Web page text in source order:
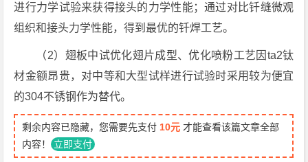
进行力学试验来获得接头的力学性能；通过对比钎缝微观
组织和接头力学性能，得到最优的钎焊工艺。
（2）翅板中试优化翅片成型、优化喷粉工艺因ta2钛
材金额昂贵，对中等和大型试样进行试验时采用较为便宜
的304不锈钢作为替代。
剩余内容已隐藏，您需要先支付 10元 才能查看该篇文章全部
内容！ 立即支付